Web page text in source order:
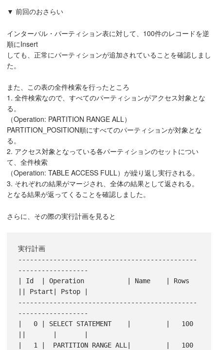
▼ 前回のおさらい
インターバル・パーティション表に対して、100件のレコードを逆
順にInsert
しても、正常にパーティションが追加されていることを確認しまし
た。
また、この表の全件検索を行ったところ
1. 全件検索なので、すべてのパーティションがアクセス対象とな
る。
（Operation: PARTITION RANGE ALL）
PARTITION_POSITION順にすべてのパーティションが対象とな
る。
2. アクセス対象となっている各パーティションのセットについ
て、全件検索
（Operation: TABLE ACCESS FULL）が繰り返し実行される。
3. それぞれの結果がマージされ、全体の結果として返される。
となる結果が返ってくることを確認しました。
さらに、その際の実行計画を見ると
実行計画
----------------------------------------------
------------------
| Id  | Operation           | Name    | Rows
|| Pstart| Pstop |
----------------------------------------------
------------------
|   0 | SELECT STATEMENT    |         |   100
|   1 |  PARTITION RANGE ALL|         |   100